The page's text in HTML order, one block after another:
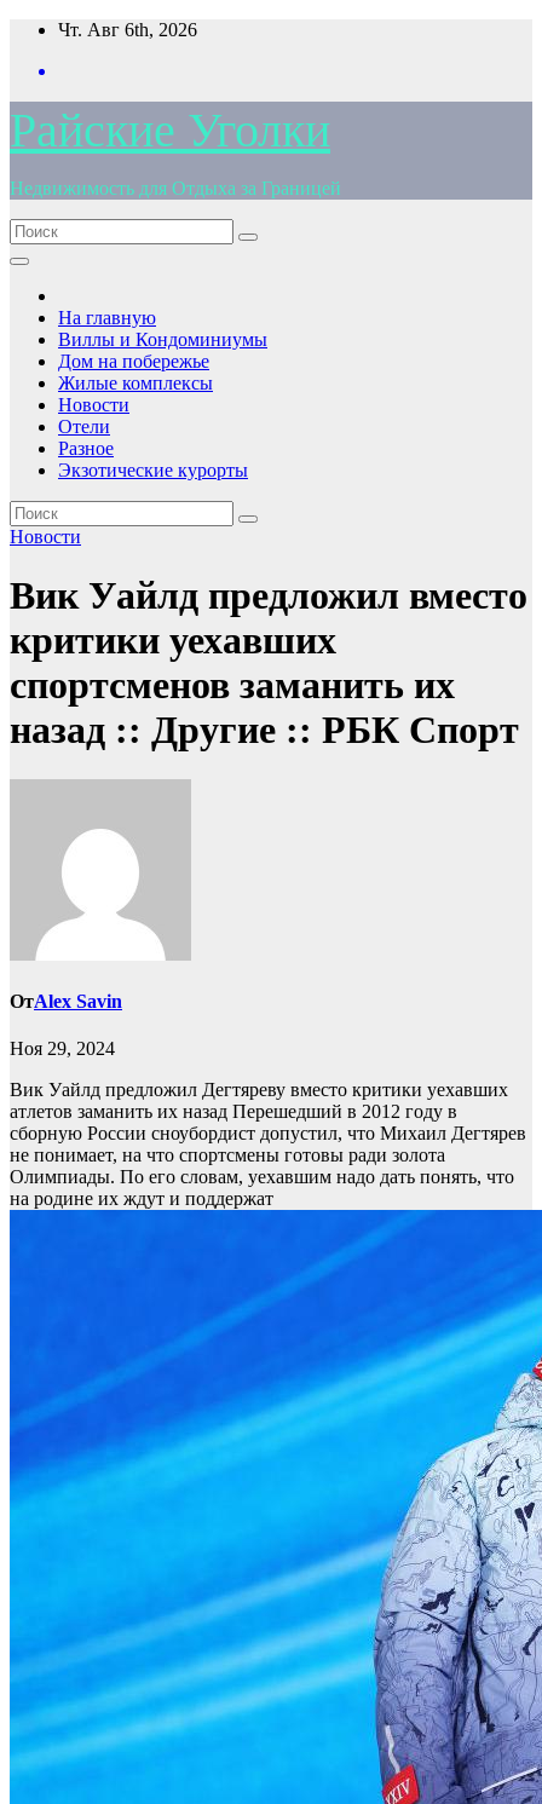
Перейти
содержимому
Чт. Авг 6th, 2026
Райские Уголки
Недвижимость для Отдыха за Границей
На главную
Виллы и Кондоминиумы
Дом на побережье
Жилые комплексы
Новости
Отели
Разное
Экзотические курорты
Новости
Вик Уайлд предложил вместо
критики уехавших
спортсменов заманить их
назад :: Другие :: РБК Спорт
ОтAlex Savin
Ноя 29, 2024
Вик Уайлд предложил Дегтяреву вместо критики уехавших
атлетов заманить их назад Перешедший в 2012 году в
сборную России сноубордист допустил, что Михаил Дегтярев
не понимает, на что спортсмены готовы ради золота
Олимпиады. По его словам, уехавшим надо дать понять, что
на родине их ждут и поддержат